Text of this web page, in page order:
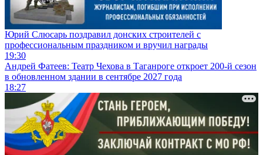
Юрий Слюсарь поздравил донских строителей с
профессиональным праздником и вручил награды
19:30
Андрей Фатеев: Театр Чехова в Таганроге откроет 200-й сезон
в обновленном здании в сентябре 2027 года
18:27